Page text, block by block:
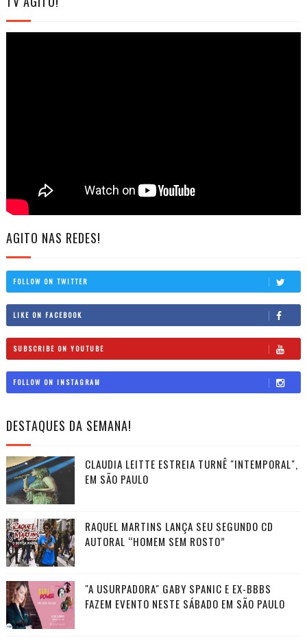
AGITO NAS REDES!
FOLLOW ON TWITTER
LIKE ON FACEBOOK
SUBSCRIBE ON YOUTUBE
FOLLOW ON INSTAGRAM
DESTAQUES DA SEMANA!
CLAUDIA LEITTE ESTREIA TURNÊ "INTEMPORAL",
EM SÃO PAULO
RAQUEL MARTINS LANÇA SEU SEGUNDO CD
AUTORAL “HOMEM SEM ROSTO”
"A USURPADORA" GABY SPANIC E EX-BBBS
FAZEM EVENTO NESTE SÁBADO EM SÃO PAULO